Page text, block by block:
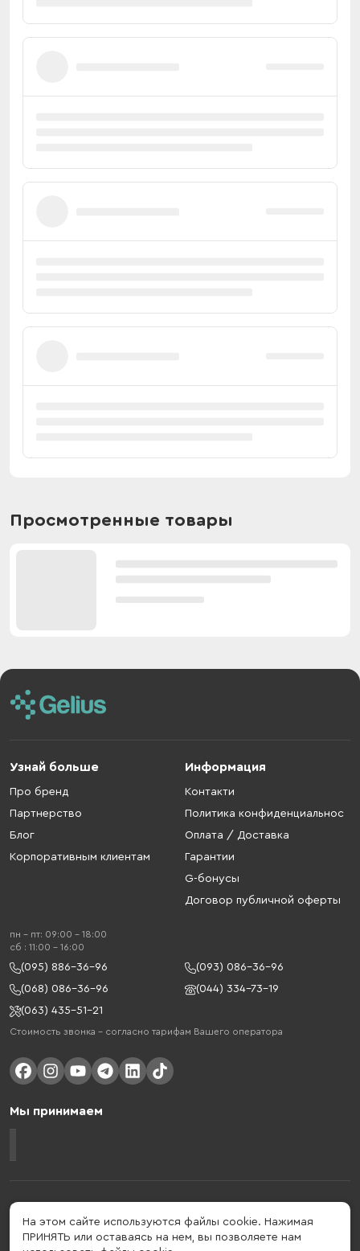
Просмотренные товары
Узнай больше
Про бренд
Партнерство
Блог
Корпоративным клиентам
Информация
Контакти
Политика конфиденциальнос
Оплата / Доставка
Гарантии
G-бонусы
Договор публичной оферты
пн - пт: 09:00 - 18:00
cб : 11:00 - 16:00
(095) 886-36-96
(093) 086-36-96
(068) 086-36-96
(044) 334-73-19
(063) 435-51-21
Стоимость звонка – согласно тарифам Вашего оператора
Мы принимаем
Gelius - украинский бренд, который активно развивается в сфере
умных гаджетов и мобильных аксессуаров. Бренд подтвержден в 2013
году. Gelius - это больше, чем просто бренд, этот стиль жизни,
который об'єднує в собі драйв, радость, скорость, новації и
На этом сайте используются файлы cookie. Нажимая
ПРИНЯТЬ или оставаясь на нем, вы позволяете нам